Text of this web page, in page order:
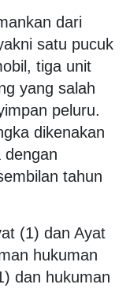
dari
satu pucuk
tiga unit
yang salah
peluru.
dikenakan
dengan
tahun
(1) dan Ayat
hukuman
dan hukuman